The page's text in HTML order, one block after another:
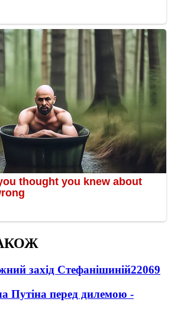
захід Стефанішиній22069
Путіна перед дилемою -